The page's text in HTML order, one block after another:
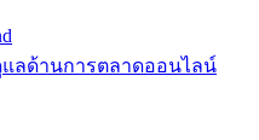
ลด้านการตลาดออนไลน์